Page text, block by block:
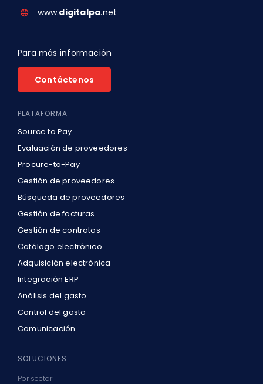
www.digitalpa.net
Para más información
Contáctenos
PLATAFORMA
Source to Pay
Evaluación de proveedores
Procure-to-Pay
Gestión de proveedores
Búsqueda de proveedores
Gestión de facturas
Gestión de contratos
Catálogo electrónico
Adquisición electrónica
Integración ERP
Análisis del gasto
Control del gasto
Comunicación
SOLUCIONES
Por sector